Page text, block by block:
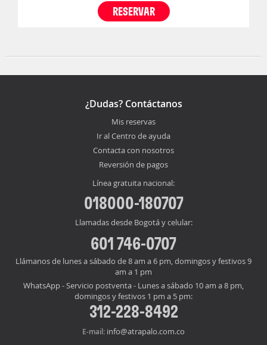
RESERVAR
¿Dudas? Contáctanos
Mis reservas
Ir al Centro de ayuda
Contacta con nosotros
Reversión de pagos
Línea gratuita nacional:
018000-180707
Llamadas desde Bogotá y celular:
601 746-0707
Llámanos de lunes a sábado de 8 am a 6 pm, domingos y festivos 9
am a 1 pm
WhatsApp - Servicio postventa - Lunes a sábado 10 am a 8 pm,
domingos y festivos 1 pm a 5 pm:
312-228-8492
E-mail: info@atrapalo.com.co